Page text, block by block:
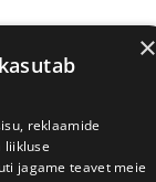
×
reklaamide
liikluse
jagame teavet meie